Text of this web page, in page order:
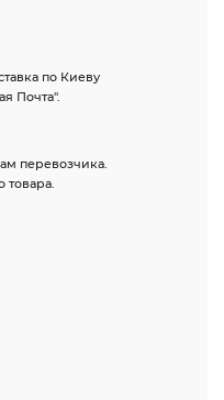
по Киеву
Почта".
перевозчика.
товара.